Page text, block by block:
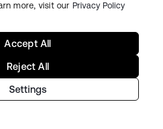
サイト利用規約セキュリティ
rights reserved.
more, visit our Privacy Policy
Settings
Reject All
Accept All